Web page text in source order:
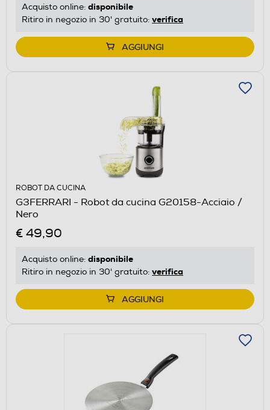
Acquisto online: disponibile
Ritiro in negozio in 30' gratuito: verifica
AGGIUNGI
ROBOT DA CUCINA
G3FERRARI - Robot da cucina G20158-Acciaio /
Nero
€ 49,90
Acquisto online: disponibile
Ritiro in negozio in 30' gratuito: verifica
AGGIUNGI